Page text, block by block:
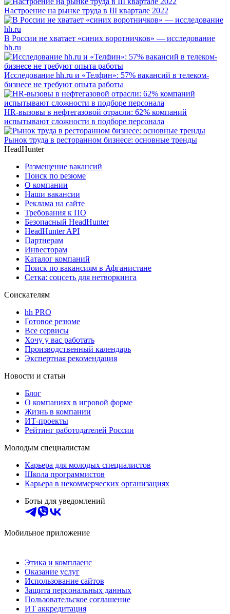
Настроение на рынке труда в III квартале 2022
В России не хватает «синих воротничков» — исследование
hh.ru
Исследование hh.ru и «Телфин»: 57% вакансий в телеком-
бизнесе не требуют опыта работы
HR-вызовы в нефтегазовой отрасли: 62% компаний
испытывают сложности в подборе персонала
Рынок труда в ресторанном бизнесе: основные тренды
HeadHunter
Размещение вакансий
Поиск по резюме
О компании
Наши вакансии
Реклама на сайте
Требования к ПО
Безопасный HeadHunter
HeadHunter API
Партнерам
Инвесторам
Каталог компаний
Поиск по вакансиям в Афганистане
Сетка: соцсеть для нетворкинга
Соискателям
hh PRO
Готовое резюме
Все сервисы
Хочу у вас работать
Производственный календарь
Экспертная рекомендация
Новости и статьи
Блог
О компаниях в игровой форме
Жизнь в компании
ИТ-проекты
Рейтинг работодателей России
Молодым специалистам
Карьера для молодых специалистов
Школа программистов
Карьера в некоммерческих организациях
Боты для уведомлений
Мобильное приложение
Этика и комплаенс
Оказание услуг
Использование сайтов
Защита персональных данных
Пользовательское соглашение
ИТ аккредитация